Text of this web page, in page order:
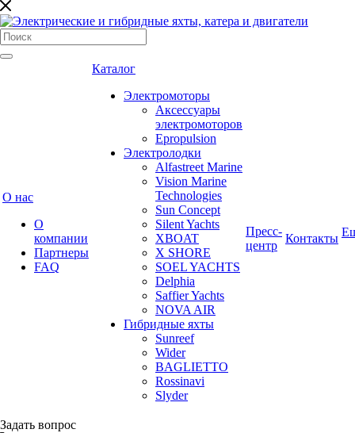
О нас
О
компании
Партнеры
FAQ
Каталог
Электромоторы
Аксессуары
электромоторов
Epropulsion
Электролодки
Alfastreet Marine
Vision Marine
Technologies
Sun Concept
Silent Yachts
XBOAT
X SHORE
SOEL YACHTS
Delphia
Saffier Yachts
NOVA AIR
Гибридные яхты
Sunreef
Wider
BAGLIETTO
Rossinavi
Slyder
Пресс-
центр
Контакты
Задать вопрос